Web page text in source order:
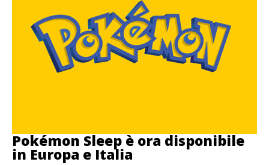
Pokémon Sleep è ora disponibile
in Europa e Italia